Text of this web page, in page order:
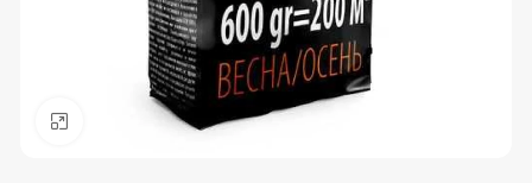
Нажмите, чтобы увеличить